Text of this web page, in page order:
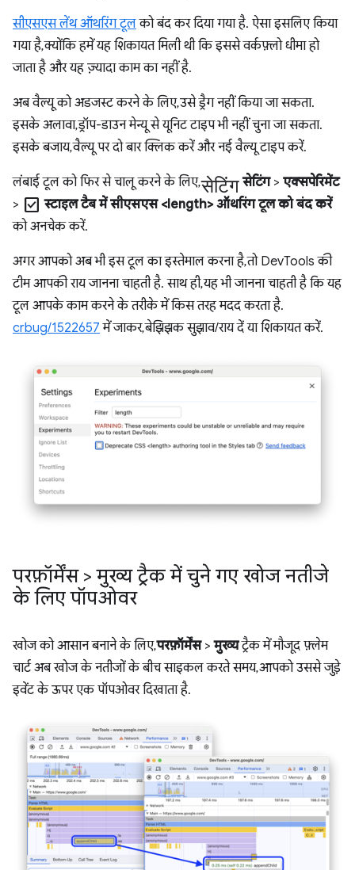
सीएसएस लेंथ ऑथरिंग टूलको बंद कर दिया गया है. ऐसा इसलिए किया
गया है, क्योंकि हमें यह शिकायत मिली थी कि इससे वर्कफ़्लो धीमा हो
जाता है और यह ज़्यादा काम का नहीं है.
अब वैल्यू को अडजस्ट करने के लिए, उसे ड्रैग नहीं किया जा सकता.
इसके अलावा, ड्रॉप-डाउन मेन्यू से यूनिट टाइप भी नहीं चुना जा सकता.
इसके बजाय, वैल्यू पर दो बार क्लिक करें और नई वैल्यू टाइप करें.
लंबाई टूल को फिर से चालू करने के लिए,सेटिंग सेटिंग> एक्सपेरिमेंट
> check_box स्टाइल टैब में सीएसएस <length> ऑथरिंग टूल को बंद करें
को अनचेक करें.
अगर आपको अब भी इस टूल का इस्तेमाल करना है, तो DevTools की
टीम आपकी राय जानना चाहती है. साथ ही, यह भी जानना चाहती है कि यह
टूल आपके काम करने के तरीके में किस तरह मदद करता है.
crbug/1522657 में जाकर, बेझिझक सुझाव/राय दें या शिकायत करें.
परफ़ॉर्मेंस > मुख्य ट्रैक में चुने गए खोज नतीजे
के लिए पॉपओवर
खोज को आसान बनाने के लिए,परफ़ॉर्मेंस>मुख्यट्रैक में मौजूद फ़्लेम
चार्ट अब खोज के नतीजों के बीच साइकल करते समय, आपको उससे जुड़े
इवेंट के ऊपर एक पॉपओवर दिखाता है.